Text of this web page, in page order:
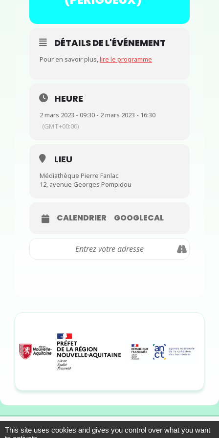
DÉTAILS DE L'ÉVÉNEMENT
Pour en savoir plus,lire le programme
HEURE
2 mars 2023 - 09:30 - 2 mars 2023 - 16:30
(GMT+00:00)
LIEU
Médiathèque Pierre Fanlac
12, avenue Georges Pompidou
CALENDRIER GOOGLECAL
13-15 allée du Colonel Mentions légales
This site uses cookies and gives you control over what you want